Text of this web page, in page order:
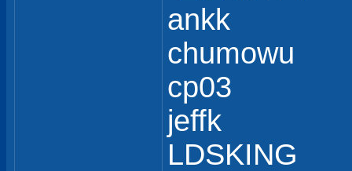
ankk
chumowu
cp03
jeffk
LDSKING